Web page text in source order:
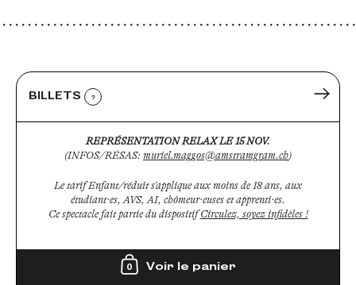
BILLETS ?
REPRÉSENTATION RELAX LE 15 NOV.
(INFOS/RÉSAS: muriel.maggos@amstramgram.ch)
Le tarif Enfant/réduit s’applique aux moins de 18 ans, aux
étudiant·es, AVS, AI, chômeur·euses et apprenti·es.
Ce spectacle fait partie du dispositifCirculez, soyez infidèles !
0 Voir le panier